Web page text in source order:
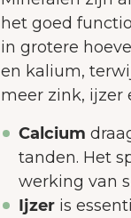
het goed
in grotere
en kalium,
meer zink, ijzer
Calcium
tanden. Het
werking van
Ijzer is